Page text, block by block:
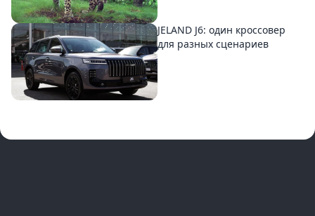
JELAND J6: один кроссовер
для разных сценариев